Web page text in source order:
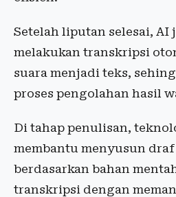
Setelah liputan selesai, AI
melakukan transkripsi
suara menjadi teks,
proses pengolahan hasil
Di tahap penulisan,
membantu menyusun
berdasarkan bahan
transkripsi dengan